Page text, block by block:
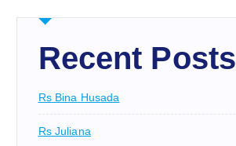
Recent Posts
Rs Bina Husada
Rs Juliana